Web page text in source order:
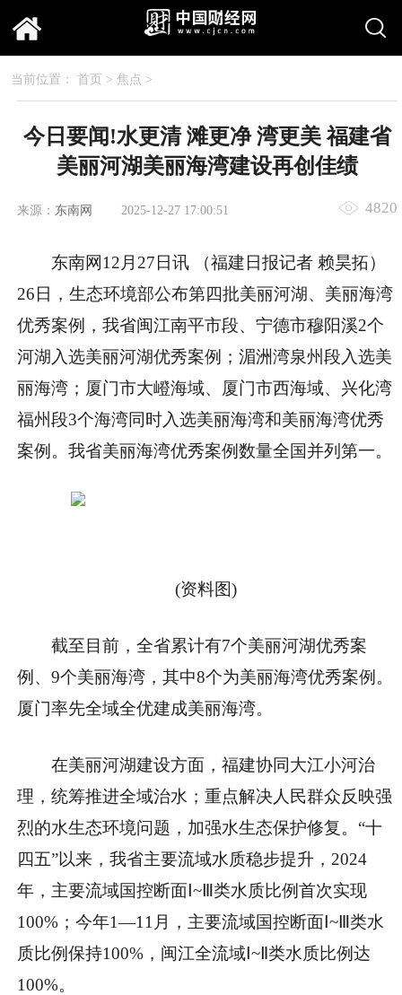
当前位置： 首页 > 焦点 >
今日要闻!水更清 滩更净 湾更美 福建省
美丽河湖美丽海湾建设再创佳绩
来源： 东南网 2025-12-27 17:00:51 4820
东南网12月27日讯 （福建日报记者 赖昊拓）
26日，生态环境部公布第四批美丽河湖、美丽海湾
优秀案例，我省闽江南平市段、宁德市穆阳溪2个
河湖入选美丽河湖优秀案例；湄洲湾泉州段入选美
丽海湾；厦门市大嶝海域、厦门市西海域、兴化湾
福州段3个海湾同时入选美丽海湾和美丽海湾优秀
案例。我省美丽海湾优秀案例数量全国并列第一。
(资料图)
截至目前，全省累计有7个美丽河湖优秀案
例、9个美丽海湾，其中8个为美丽海湾优秀案例。
厦门率先全域全优建成美丽海湾。
在美丽河湖建设方面，福建协同大江小河治
理，统筹推进全域治水；重点解决人民群众反映强
烈的水生态环境问题，加强水生态保护修复。“十
四五”以来，我省主要流域水质稳步提升，2024
年，主要流域国控断面Ⅰ~Ⅲ类水质比例首次实现
100%；今年1—11月，主要流域国控断面Ⅰ~Ⅲ类水
质比例保持100%，闽江全流域Ⅰ~Ⅱ类水质比例达
100%。